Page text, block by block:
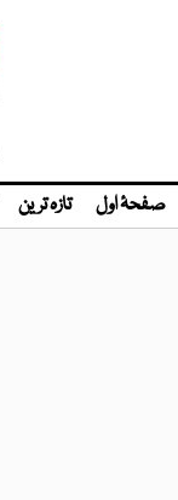
صفحۂ اول تازہ ترین